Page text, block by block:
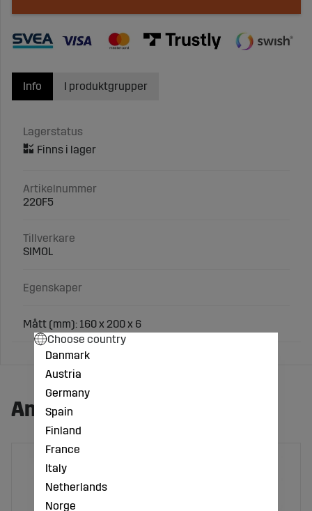
Info
Lagerstatus
Artikelnummer
220F5
Tillverkare
SIMOL
Egenskaper
Mått (mm): 160 x 200 x 6
I produktgrupper
Andra köpte även:
Choose country
Danmark
Austria
Germany
Spain
Finland
France
Italy
Netherlands
Norge